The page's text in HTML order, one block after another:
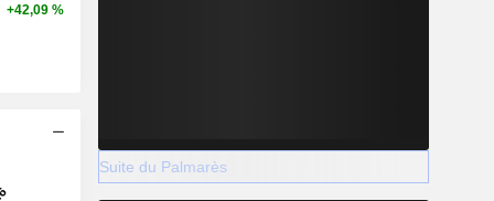
+42,09 %
Suite du Palmarès